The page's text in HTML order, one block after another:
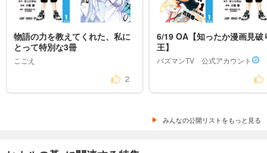
物語の力を教えてくれた、私に
とって特別な3冊
こごえ
2
6/19 OA【知ったか漫画見破
王】
バズマンTV　公式アカウント
みんなの公開リストをもっと見る